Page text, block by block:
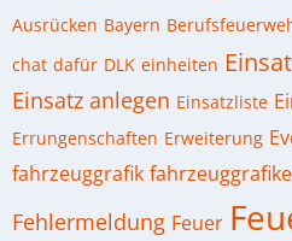
Ausrücken Bayern
chat dafür DLK einheiten
Einsatz anlegen Einsatzliste
Errungenschaften Erweiterung
fahrzeuggrafik
Fehlermeldung Feuer